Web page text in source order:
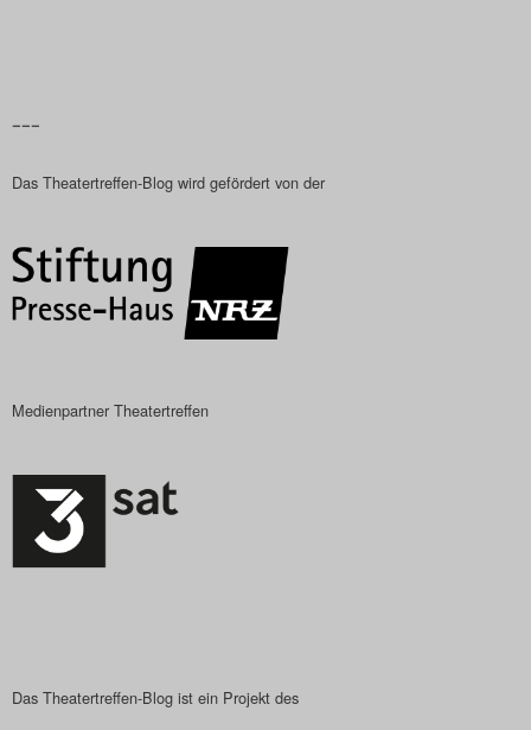
Das Theatertreffen-Blog
2018
Das Theatertreffen-Blog
2018 Alumni
Das Theatertreffen-Blog
Das Theatertreffen-Blog
2022
–––
Das Theatertreffen-Blog wird gefördert von der
Medienpartner Theatertreffen
Das Theatertreffen-Blog ist ein Projekt des